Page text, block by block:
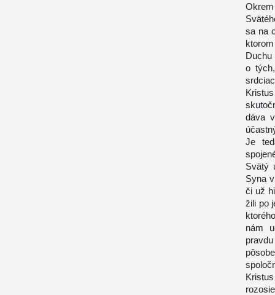
sa na
Duchu
o
dáva
Je
Svätý
Syna
či už
žili po
nám